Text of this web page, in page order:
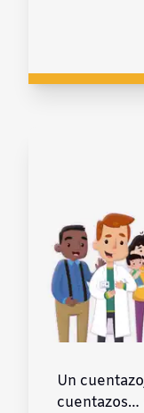
Un
cuentazos…